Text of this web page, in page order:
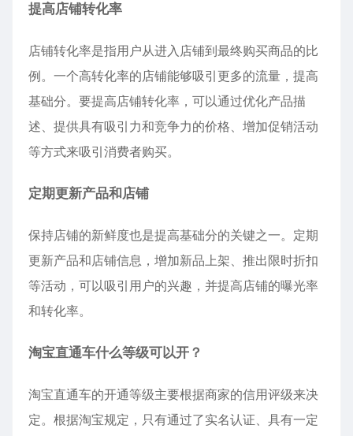
提高店铺转化率
店铺转化率是指用户从进入店铺到最终购买商品的比
例。一个高转化率的店铺能够吸引更多的流量，提高
基础分。要提高店铺转化率，可以通过优化产品描
述、提供具有吸引力和竞争力的价格、增加促销活动
等方式来吸引消费者购买。
定期更新产品和店铺
保持店铺的新鲜度也是提高基础分的关键之一。定期
更新产品和店铺信息，增加新品上架、推出限时折扣
等活动，可以吸引用户的兴趣，并提高店铺的曝光率
和转化率。
淘宝直通车什么等级可以开？
淘宝直通车的开通等级主要根据商家的信用评级来决
定。根据淘宝规定，只有通过了实名认证、具有一定